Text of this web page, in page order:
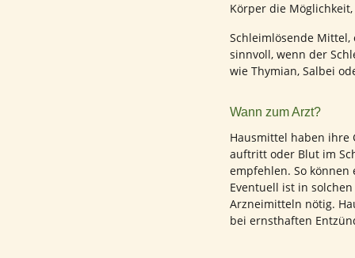
Körper die
Schleimlösende
sinnvoll, wenn der
wie Thymian, Salbei
Wann zum Arzt?
Hausmittel haben ihre
auftritt oder Blut im
empfehlen. So
Eventuell ist in
Arzneimitteln nötig.
bei ernsthaften